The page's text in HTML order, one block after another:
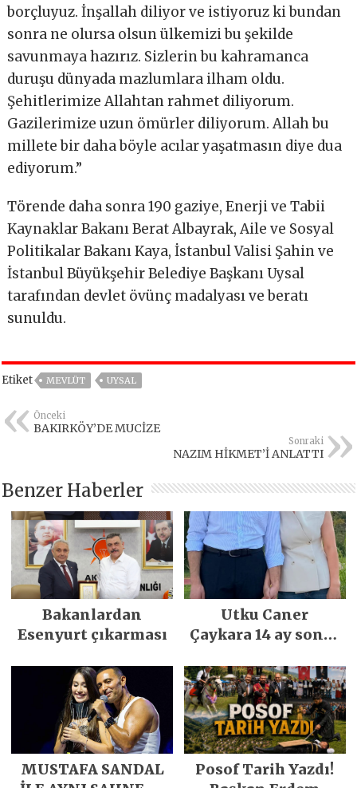
borçluyuz. İnşallah diliyor ve istiyoruz ki bundan
sonra ne olursa olsun ülkemizi bu şekilde
savunmaya hazırız. Sizlerin bu kahramanca
duruşu dünyada mazlumlara ilham oldu.
Şehitlerimize Allahtan rahmet diliyorum.
Gazilerimize uzun ömürler diliyorum. Allah bu
millete bir daha böyle acılar yaşatmasın diye dua
ediyorum.”
Törende daha sonra 190 gaziye, Enerji ve Tabii
Kaynaklar Bakanı Berat Albayrak, Aile ve Sosyal
Politikalar Bakanı Kaya, İstanbul Valisi Şahin ve
İstanbul Büyükşehir Belediye Başkanı Uysal
tarafından devlet övünç madalyası ve beratı
sunuldu.
Etiket MEVLÜT UYSAL
Önceki
BAKIRKÖY’DE MUCİZE
Sonraki
NAZIM HİKMET’İ ANLATTI
Benzer Haberler
Bakanlardan
Esenyurt çıkarması
Utku Caner
Çaykara 14 ay sonra
kavuştu
MUSTAFA SANDAL
Posof Tarih Yazdı!